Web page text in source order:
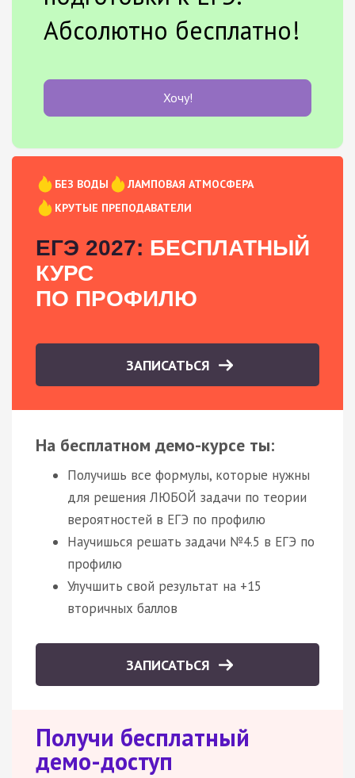
Абсолютно бесплатно!
Хочу!
БЕЗ ВОДЫ
ЛАМПОВАЯ АТМОСФЕРА
КРУТЫЕ ПРЕПОДАВАТЕЛИ
ЕГЭ 2027: БЕСПЛАТНЫЙ
КУРС
ПО ПРОФИЛЮ
ЗАПИСАТЬСЯ
На бесплатном демо-курсе ты:
Получишь все формулы, которые нужны
для решения ЛЮБОЙ задачи по теории
вероятностей в ЕГЭ по профилю
Научишься решать задачи №4.5 в ЕГЭ по
профилю
Улучшить свой результат на +15
вторичных баллов
ЗАПИСАТЬСЯ
Получи бесплатный
демо-доступ